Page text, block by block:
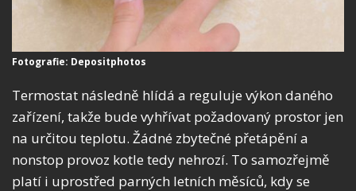
Fotografie: Depositphotos
Termostat následně hlídá a reguluje výkon daného
zařízení, takže bude vyhřívat požadovaný prostor jen
na určitou teplotu. Žádné zbytečné přetápění a
nonstop provoz kotle tedy nehrozí. To samozřejmě
platí i uprostřed parných letních měsíců, kdy se